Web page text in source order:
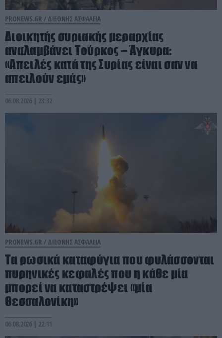
PRONEWS.GR / ΔΙΕΘΝΗΣ ΑΣΦΑΛΕΙΑ
Διοικητής συριακής μεραρχίας
αναλαμβάνει Τούρκος – Άγκυρα:
«Απειλές κατά της Συρίας είναι σαν να
απειλούν εμάς»
06.08.2026 | 23:32
PRONEWS.GR / ΔΙΕΘΝΗΣ ΑΣΦΑΛΕΙΑ
Τα ρωσικά καταφύγια που φυλάσσονται
πυρηνικές κεφαλές που η κάθε μία
μπορεί να καταστρέψει «μία
Θεσσαλονίκη»
06.08.2026 | 22:11